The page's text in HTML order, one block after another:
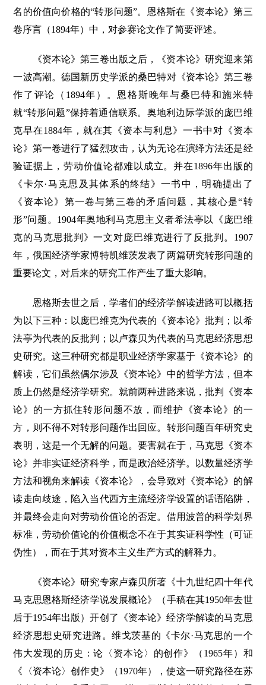
名的价值向价格的“转形问题”。恩格斯在《资本论》第三
卷序言（1894年）中，对参赛论文作了简要评述。
《资本论》第三卷出版之后，《资本论》研究迎来第
一波高潮。德国新历史学派的桑巴特对《资本论》第三卷
作了评论（1894年）。恩格斯晚年与桑巴特和施米特
就“转形问题”保持着通信联系。奥地利边际学派的庞巴维
克早在1884年，就在其《资本与利息》一书中对《资本
论》第一卷进行了猛烈攻击，认为无论在演绎方法还是经
验证据上，劳动价值论都难以成立。并在1896年出版的
《卡尔·马克思及其体系的终结》一书中，明确提出了
《资本论》第一卷与第三卷的矛盾问题，其核心是“转
形”问题。1904年奥地利马克思主义者希法亭以《庞巴维
克的马克思批判》一文对庞巴维克进行了反批判。1907
年，俄国经济学家博特凯维茨发表了两篇研究转形问题的
重要论文，对后来的研究工作产生了重大影响。
恩格斯去世之后，学者们的经济学解读进路可以概括
为以下三种：以庞巴维克为代表的《资本论》批判；以希
法亭为代表的反批判；以卢森贝为代表的马克思经济思想
史研究。这三种研究都是职业经济学家基于《资本论》的
解读，它们虽然偶尔涉及《资本论》中的哲学方法，但本
质上仍然是经济学研究。就前两种进路来说，批判《资本
论》的一方抓住转形问题不放，而维护《资本论》的一
方，则不得不对转形问题作出回应。转形问题百年研究史
表明，这是一个无解的问题。要害就在于，马克思《资本
论》并非实证经济科学，而是政治经济学。以数量经济学
方法和视角来解读《资本论》，会导致对《资本论》的解
读走向歧途，陷入当代西方主流经济学设置的话语陷阱，
并最终会走向对劳动价值论的否定。借用波普的科学划界
标准，劳动价值论的价值概念不在于其实证科学性（可证
伪性），而在于其对资本主义生产方式的解释力。
《资本论》研究专家卢森贝所著《十九世纪四十年代
马克思恩格斯经济学说发展概论》（手稿在其1950年去世
后于1954年出版）开创了《资本论》经济学解读的马克思
经济思想史研究进路。维戈茨基的《卡尔·马克思的一个
伟大发现的历史：论〈资本论〉的创作》（1965年）和
《〈资本论〉创作史》（1970年），使这一研究路径在苏